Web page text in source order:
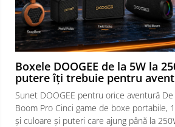
Boxele DOOGEE de la 5W la
putere îți trebuie pentru
Sunet DOOGEE pentru orice aventură De
Boom Pro Cinci game de boxe portabile,
și culoare și puteri care ajung până la